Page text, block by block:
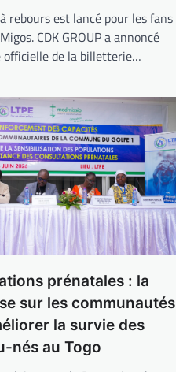
rebours est lancé pour les fans
CDK GROUP a annoncé
officielle de la billetterie…
prénatales : la
sur les communautés
la survie des
nés au Togo